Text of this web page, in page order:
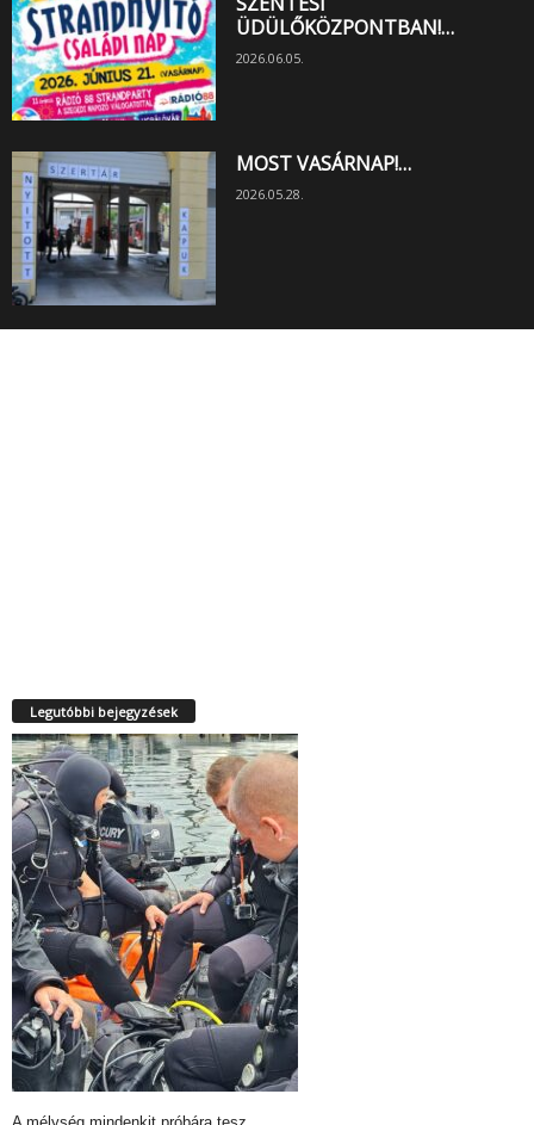
ÜDÜLŐKÖZPONTBAN!…
2026.06.05.
MOST VASÁRNAP!…
2026.05.28.
Legutóbbi bejegyzések